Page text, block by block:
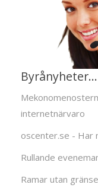
Byrånyheter...
internetnärvaro
oscenter.se - Har
Rullande
Ramar utan